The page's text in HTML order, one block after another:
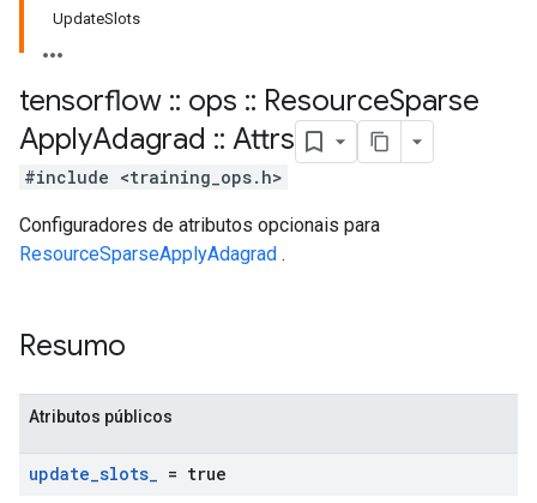
UpdateSlots
tensorflow :: ops :: ResourceSparse
ApplyAdagrad :: Attrs
#include <training_ops.h>
Configuradores de atributos opcionais para
ResourceSparseApplyAdagrad .
Resumo
Atributos públicos
update_slots_ = true